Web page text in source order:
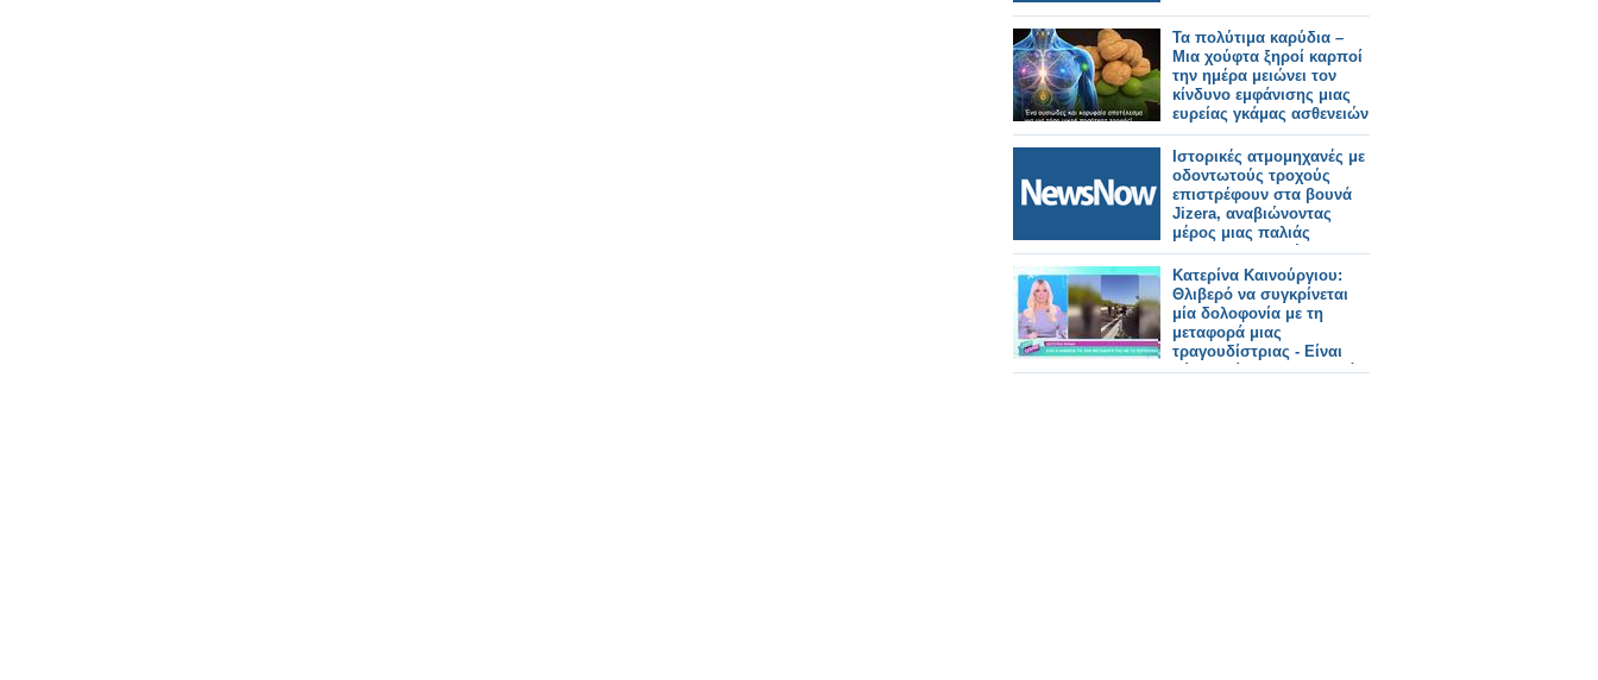
βρίσκονταν μπροστά και
πίσω από τις κά
Τα πολύτιμα καρύδια –
Μια χούφτα ξηροί καρποί
την ημέρα μειώνει τον
κίνδυνο εμφάνισης μιας
ευρείας γκάμας ασθενειών
Ιστορικές ατμομηχανές με
οδοντωτούς τροχούς
επιστρέφουν στα βουνά
Jizera, αναβιώνοντας
μέρος μιας παλιάς
Αυστρο-Πρωσικής
διαδρομής από το 1902
Κατερίνα Καινούργιου:
Θλιβερό να συγκρίνεται
μία δολοφονία με τη
μεταφορά μιας
τραγουδίστριας - Eίναι
δύο τελείως διαφορετικά